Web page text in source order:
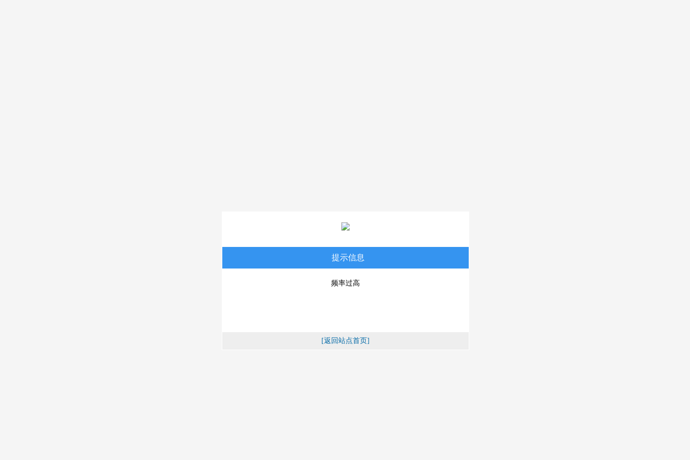
提示信息
频率过高
[返回站点首页]